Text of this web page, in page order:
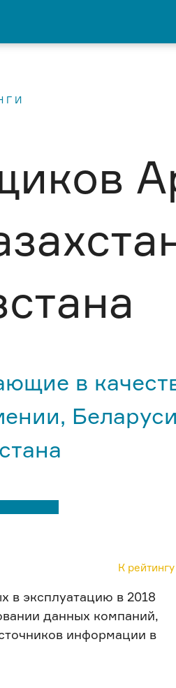
в
К
эксплуатацию в 2018
данных компаний,
информации в